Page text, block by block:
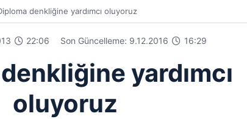
denkliğine yardımcı oluyoruz
22:06 Son Güncelleme: 9.12.2016 16:29
yardımcı
oluyoruz